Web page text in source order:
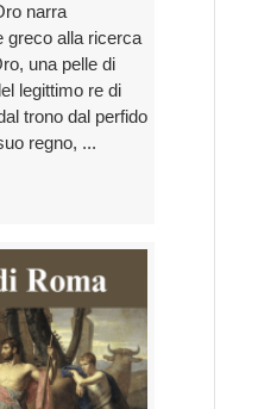
narra
greco alla ricerca
una pelle di
legittimo re di
trono dal perfido
regno, ...